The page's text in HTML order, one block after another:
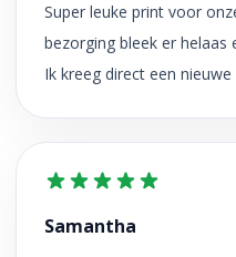
Super leuke print voor
bezorging bleek er
Ik kreeg direct een
Samantha